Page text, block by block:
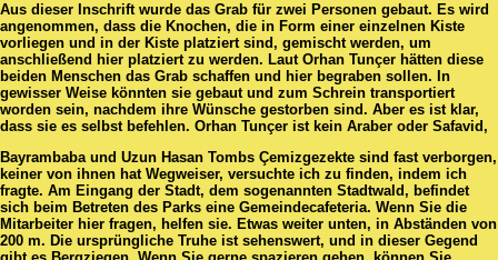
Aus dieser Inschrift wurde das Grab für zwei Personen gebaut. Es wird
angenommen, dass die Knochen, die in Form einer einzelnen Kiste
vorliegen und in der Kiste platziert sind, gemischt werden, um
anschließend hier platziert zu werden. Laut Orhan Tunçer hätten diese
beiden Menschen das Grab schaffen und hier begraben sollen. In
gewisser Weise könnten sie gebaut und zum Schrein transportiert
worden sein, nachdem ihre Wünsche gestorben sind. Aber es ist klar,
dass sie es selbst befehlen. Orhan Tunçer ist kein Araber oder Safavid,
Bayrambaba und Uzun Hasan Tombs Çemizgezekte sind fast verborgen,
keiner von ihnen hat Wegweiser, versuchte ich zu finden, indem ich
fragte. Am Eingang der Stadt, dem sogenannten Stadtwald, befindet
sich beim Betreten des Parks eine Gemeindecafeteria. Wenn Sie die
Mitarbeiter hier fragen, helfen sie. Etwas weiter unten, in Abständen von
200 m. Die ursprüngliche Truhe ist sehenswert, und in dieser Gegend